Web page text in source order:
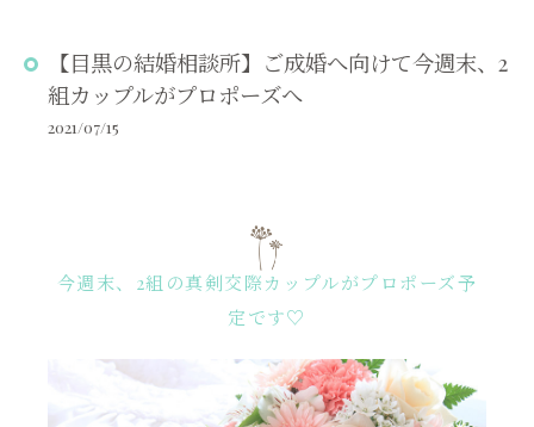
【目黒の結婚相談所】ご成婚へ向けて今週末、2
組カップルがプロポーズへ
2021/07/15
今週末、2組の真剣交際カップルがプロポーズ予
定です♡